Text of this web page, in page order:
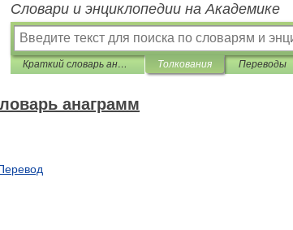
Словари и энциклопедии на Академике
Краткий словарь анаграмм Толкования Переводы
анаграмм